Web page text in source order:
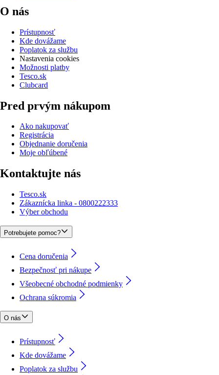
O nás
Prístupnosť
Kde dovážame
Poplatok za službu
Nastavenia cookies
Možnosti platby
Tesco.sk
Clubcard
Pred prvým nákupom
Ako nakupovať
Registrácia
Objednanie doručenia
Moje obľúbené
Kontaktujte nás
Tesco.sk
Zákaznícka linka - 0800222333
Výber obchodu
Potrebujete pomoc?
Cena doručenia
Bezpečnosť pri nákupe
Všeobecné obchodné podmienky
Ochrana súkromia
O nás
Prístupnosť
Kde dovážame
Poplatok za službu